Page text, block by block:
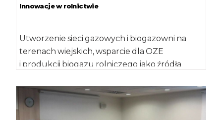
Innowacje w rolnictwie
Utworzenie sieci gazowych i biogazowni na
terenach wiejskich, wsparcie dla OZE
i produkcji biogazu rolniczego jako źródła